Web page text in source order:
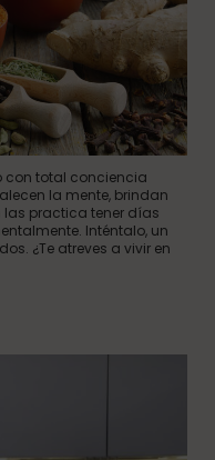
con total conciencia
la mente, brindan
practica tener días
Inténtalo, un
¿Te atreves a vivir en